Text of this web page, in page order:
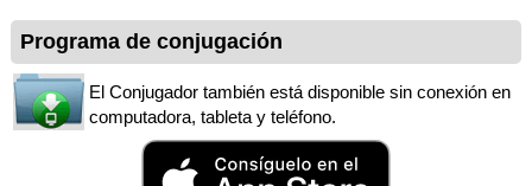
Programa de conjugación
El Conjugador también está disponible sin conexión en
computadora, tableta y teléfono.